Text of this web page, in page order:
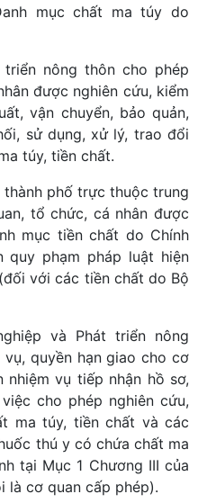
mục chất ma túy do
nông thôn cho phép
được nghiên cứu, kiểm
vận chuyển, bảo quản,
sử dụng, xử lý, trao đổi
túy, tiền chất.
phố trực thuộc trung
tổ chức, cá nhân được
mục tiền chất do Chính
quy phạm pháp luật hiện
với các tiền chất do Bộ
và Phát triển nông
quyền hạn giao cho cơ
vụ tiếp nhận hồ sơ,
cho phép nghiên cứu,
ma túy, tiền chất và các
thú y có chứa chất ma
tại Mục 1 Chương III của
là cơ quan cấp phép).